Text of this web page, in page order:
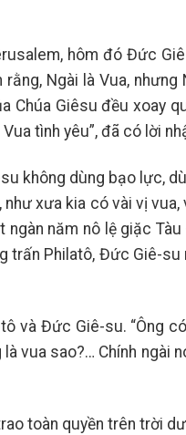
hôm đó Đức
Ngài là Vua,
Giêsu đều xoay
tình yêu”, đã có lời
không dùng bạo lực,
xưa kia có vài vị
năm nô lệ giặc
trấn Philatô, Đức Giê-
và Đức Giê-su. “Ông
vua sao?… Chính ngài
toàn quyền trên trời